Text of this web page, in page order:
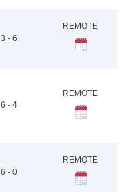
3 - 6
REMOTE
6 - 4
REMOTE
6 - 0
REMOTE